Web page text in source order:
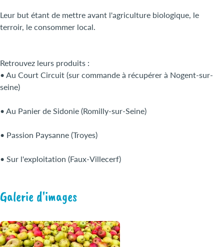
Leur but étant de mettre avant l'agriculture biologique, le
terroir, le consommer local.
Retrouvez leurs produits :
• Au Court Circuit (sur commande à récupérer à Nogent-sur-
seine)
• Au Panier de Sidonie (Romilly-sur-Seine)
• Passion Paysanne (Troyes)
• Sur l'exploitation (Faux-Villecerf)
Galerie d'images